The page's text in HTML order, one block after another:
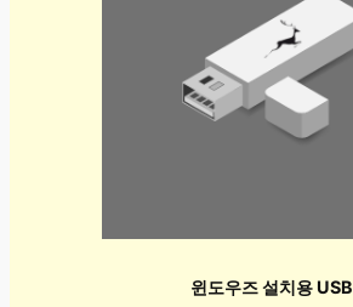
윈도우즈 설치용 USB